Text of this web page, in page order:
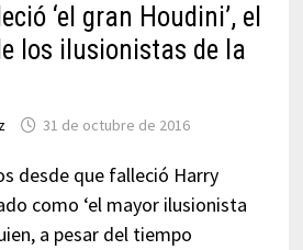
‘el gran Houdini’, el
los ilusionistas de la
31 de octubre de 2016
desde que falleció Harry
como ‘el mayor ilusionista
a pesar del tiempo